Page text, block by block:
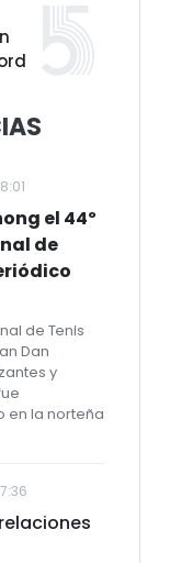
el 44º
de
de Tenis
Dan
y
en la norteña